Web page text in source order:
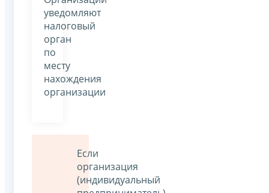
уведомляют
налоговый
орган
по
месту
нахождения
организации
Если
организация
(индивидуальный